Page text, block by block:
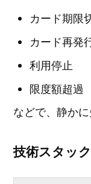
カード期限
カード再発
利用停止
限度額超過
などで、静か
技術スタッ